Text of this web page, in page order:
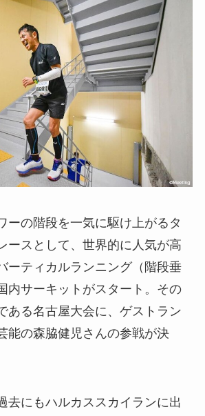
ーの階段を一気に駆け上がるタ
ースとして、世界的に人気が高
ーティカルランニング（階段垂
内サーキットがスタート。その
ある名古屋大会に、ゲストラン
能の森脇健児さんの参戦が決
去にもハルカススカイランに出